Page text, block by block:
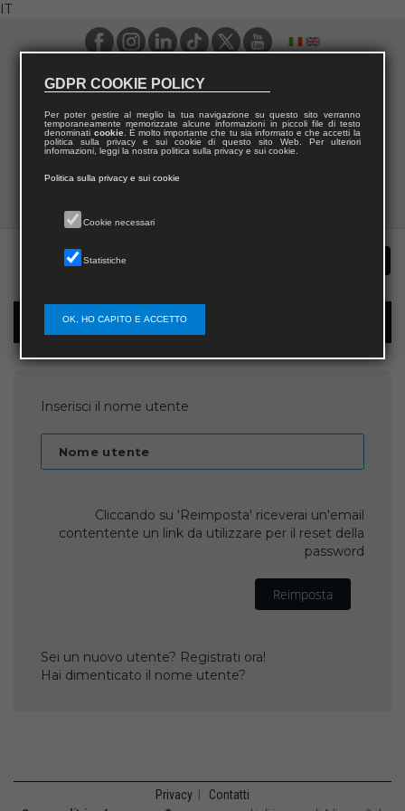
IT
Recupera password
Inserisci il nome utente
Nome utente
Cliccando su 'Reimposta' riceverai un'email
contentente un link da utilizzare per il reset della
password
Reimposta
Sei un nuovo utente? Registrati ora!
Hai dimenticato il nome utente?
Privacy Contatti
GDPR COOKIE POLICY
Per poter gestire al meglio la tua navigazione su questo sito verranno
temporaneamente memorizzate alcune informazioni in piccoli file di testo
denominati cookie. È molto importante che tu sia informato e che accetti la
politica sulla privacy e sui cookie di questo sito Web. Per ulteriori
informazioni, leggi la nostra politica sulla privacy e sui cookie.
Politica sulla privacy e sui cookie
Cookie necessari
Statistiche
OK, HO CAPITO E ACCETTO